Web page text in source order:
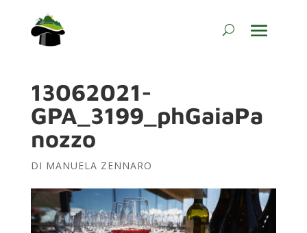
13062021-
GPA_3199_phGaiaPa
nozzo
DI MANUELA ZENNARO